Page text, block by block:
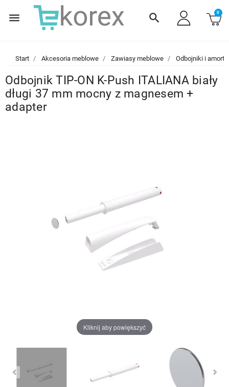
menu search 0
Start Akcesoria meblowe Zawiasy meblowe Odbojniki i
Odbojnik TIP-ON K-Push ITALIANA biały
długi 37 mm mocny z magnesem +
adapter
Kliknij aby powiększyć